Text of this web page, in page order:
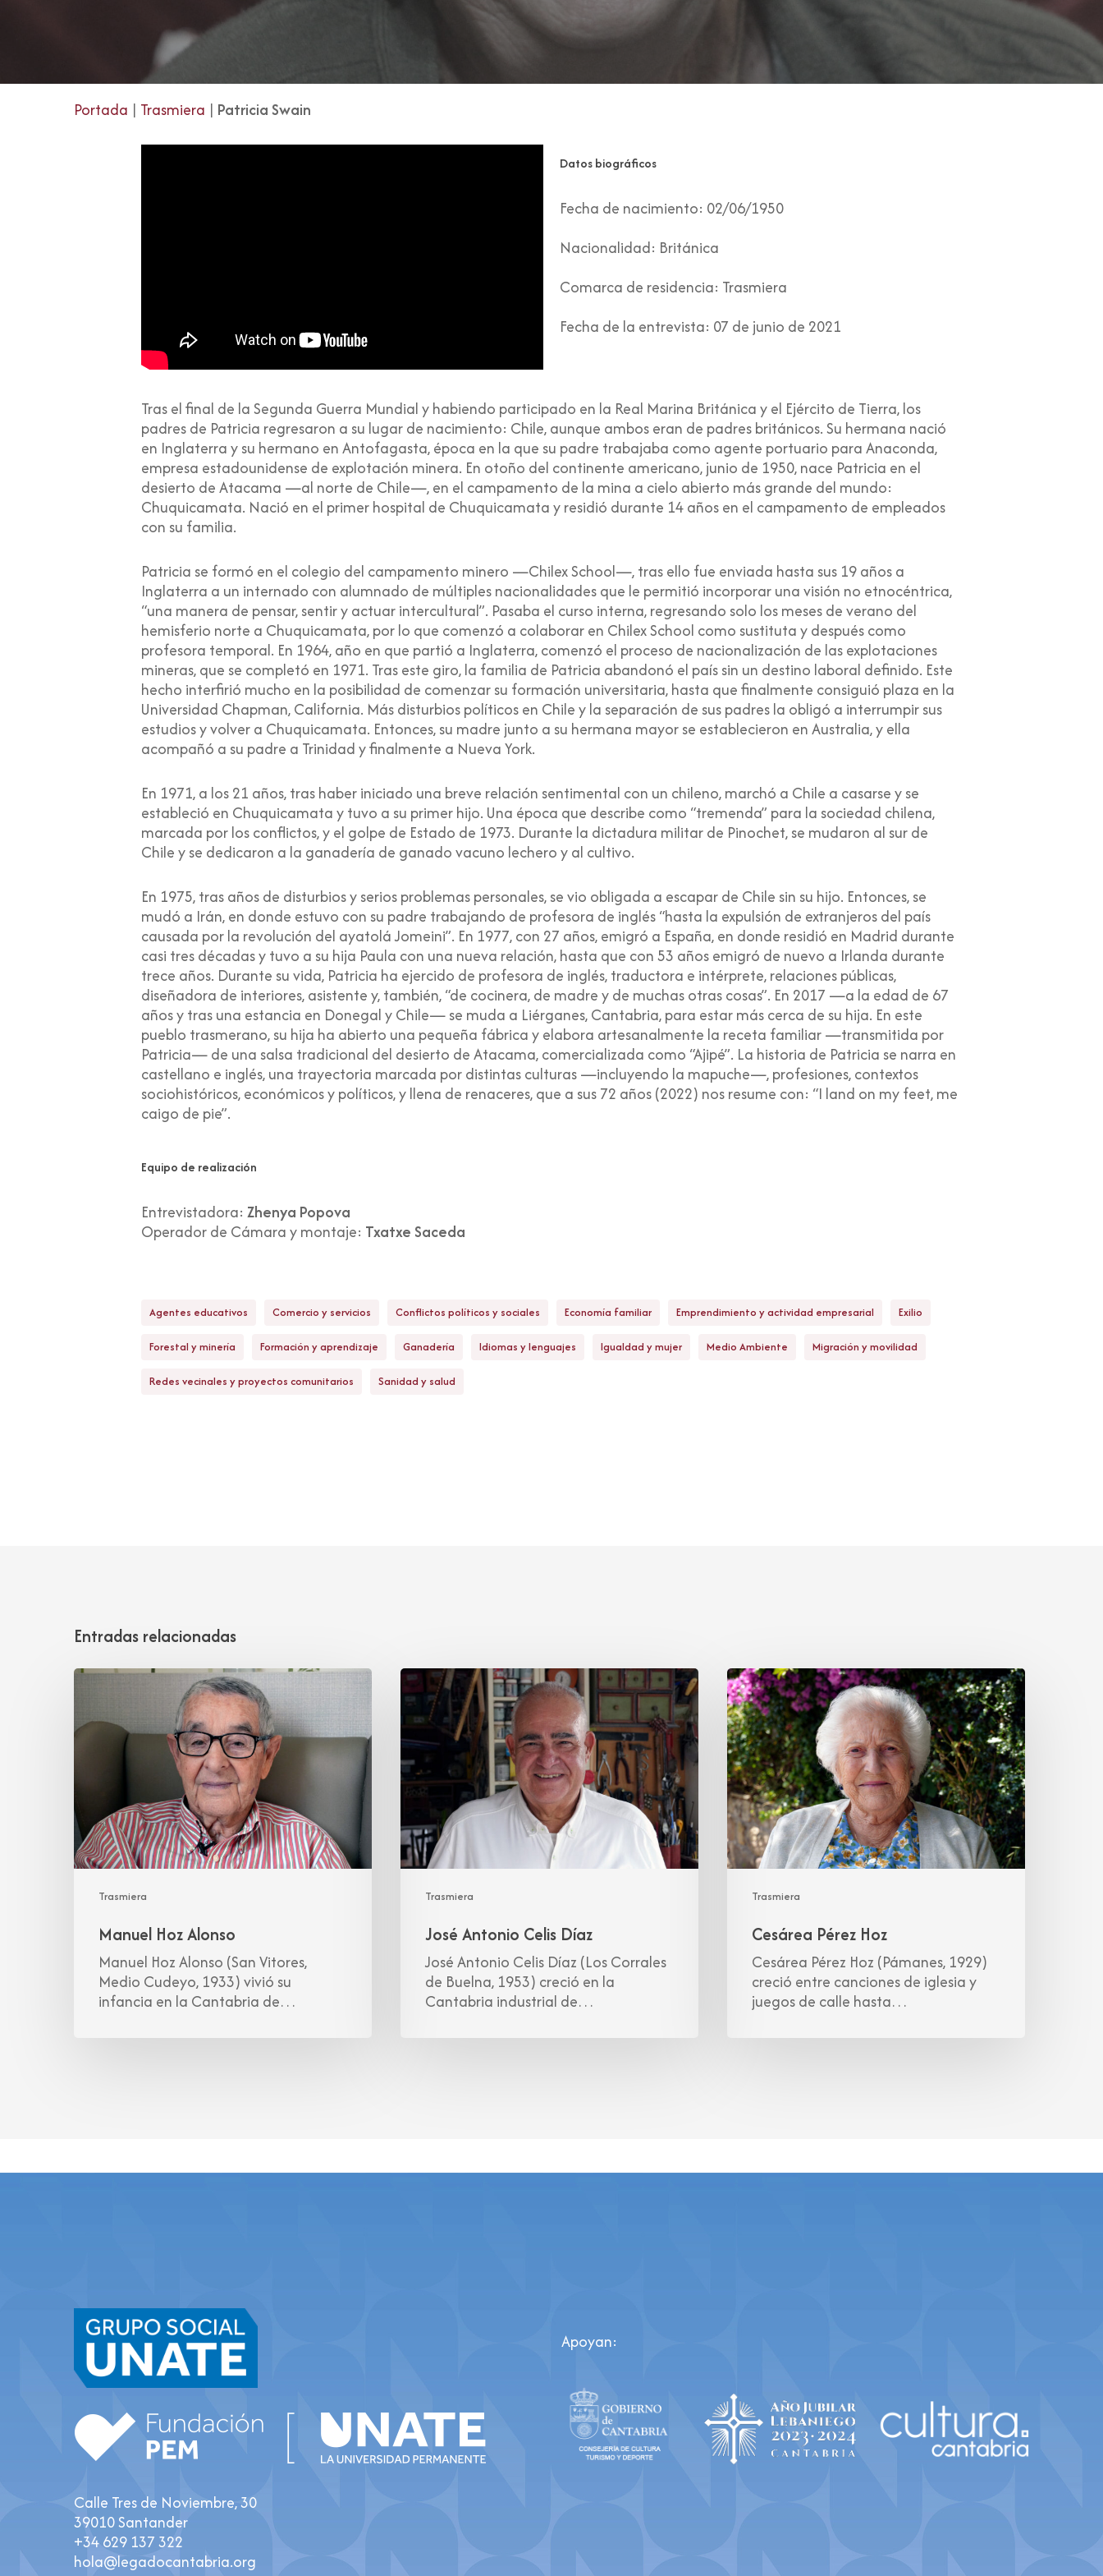
Portada | Trasmiera | Patricia Swain
Datos biográficos
Fecha de nacimiento: 02/06/1950
Nacionalidad: Británica
Comarca de residencia: Trasmiera
Fecha de la entrevista: 07 de junio de 2021
Tras el final de la Segunda Guerra Mundial y habiendo participado en la Real Marina Británica y el Ejército de Tierra, los
padres de Patricia regresaron a su lugar de nacimiento: Chile, aunque ambos eran de padres británicos. Su hermana nació
en Inglaterra y su hermano en Antofagasta, época en la que su padre trabajaba como agente portuario para Anaconda,
empresa estadounidense de explotación minera. En otoño del continente americano, junio de 1950, nace Patricia en el
desierto de Atacama —al norte de Chile—, en el campamento de la mina a cielo abierto más grande del mundo:
Chuquicamata. Nació en el primer hospital de Chuquicamata y residió durante 14 años en el campamento de empleados
con su familia.
Patricia se formó en el colegio del campamento minero —Chilex School—, tras ello fue enviada hasta sus 19 años a
Inglaterra a un internado con alumnado de múltiples nacionalidades que le permitió incorporar una visión no etnocéntrica,
“una manera de pensar, sentir y actuar intercultural”. Pasaba el curso interna, regresando solo los meses de verano del
hemisferio norte a Chuquicamata, por lo que comenzó a colaborar en Chilex School como sustituta y después como
profesora temporal. En 1964, año en que partió a Inglaterra, comenzó el proceso de nacionalización de las explotaciones
mineras, que se completó en 1971. Tras este giro, la familia de Patricia abandonó el país sin un destino laboral definido. Este
hecho interfirió mucho en la posibilidad de comenzar su formación universitaria, hasta que finalmente consiguió plaza en la
Universidad Chapman, California. Más disturbios políticos en Chile y la separación de sus padres la obligó a interrumpir sus
estudios y volver a Chuquicamata. Entonces, su madre junto a su hermana mayor se establecieron en Australia, y ella
acompañó a su padre a Trinidad y finalmente a Nueva York.
En 1971, a los 21 años, tras haber iniciado una breve relación sentimental con un chileno, marchó a Chile a casarse y se
estableció en Chuquicamata y tuvo a su primer hijo. Una época que describe como “tremenda” para la sociedad chilena,
marcada por los conflictos, y el golpe de Estado de 1973. Durante la dictadura militar de Pinochet, se mudaron al sur de
Chile y se dedicaron a la ganadería de ganado vacuno lechero y al cultivo.
En 1975, tras años de disturbios y serios problemas personales, se vio obligada a escapar de Chile sin su hijo. Entonces, se
mudó a Irán, en donde estuvo con su padre trabajando de profesora de inglés “hasta la expulsión de extranjeros del país
causada por la revolución del ayatolá Jomeini”. En 1977, con 27 años, emigró a España, en donde residió en Madrid durante
casi tres décadas y tuvo a su hija Paula con una nueva relación, hasta que con 53 años emigró de nuevo a Irlanda durante
trece años. Durante su vida, Patricia ha ejercido de profesora de inglés, traductora e intérprete, relaciones públicas,
diseñadora de interiores, asistente y, también, “de cocinera, de madre y de muchas otras cosas”. En 2017 —a la edad de 67
años y tras una estancia en Donegal y Chile— se muda a Liérganes, Cantabria, para estar más cerca de su hija. En este
pueblo trasmerano, su hija ha abierto una pequeña fábrica y elabora artesanalmente la receta familiar —transmitida por
Patricia— de una salsa tradicional del desierto de Atacama, comercializada como “Ajipé”. La historia de Patricia se narra en
castellano e inglés, una trayectoria marcada por distintas culturas —incluyendo la mapuche—, profesiones, contextos
sociohistóricos, económicos y políticos, y llena de renaceres, que a sus 72 años (2022) nos resume con: “I land on my feet, me
caigo de pie”.
Equipo de realización
Entrevistadora:Zhenya Popova
Operador de Cámara y montaje: Txatxe Saceda
Agentes educativos Comercio y servicios Conflictos políticos y sociales Economía familiar Emprendimiento y actividad empresarial Exilio
Forestal y minería Formación y aprendizaje Ganadería Idiomas y lenguajes Igualdad y mujer Medio Ambiente Migración y movilidad
Redes vecinales y proyectos comunitarios Sanidad y salud
Entradas relacionadas
Trasmiera
Manuel
Alonso
Manuel Hoz Alonso
Manuel Hoz Alonso (San Vitores,
Medio Cudeyo, 1933) vivió su
infancia en la Cantabria de…
Trasmiera
José
Antonio
Celis
Díaz
José Antonio Celis Díaz
José Antonio Celis Díaz (Los Corrales
de Buelna, 1953) creció en la
Cantabria industrial de…
Trasmiera
Cesárea
Pérez
Hoz
Cesárea Pérez Hoz
Cesárea Pérez Hoz (Pámanes, 1929)
creció entre canciones de iglesia y
juegos de calle hasta…
Calle Tres de Noviembre, 30
39010 Santander
+34 629 137 322
hola@legadocantabria.org
Apoyan: